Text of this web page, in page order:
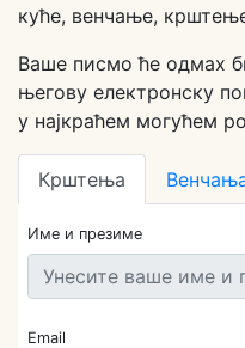
куће, венчање,
Ваше писмо ће одмах
његову електронску
у најкраћем могућем
Крштења
Име и презиме
Email